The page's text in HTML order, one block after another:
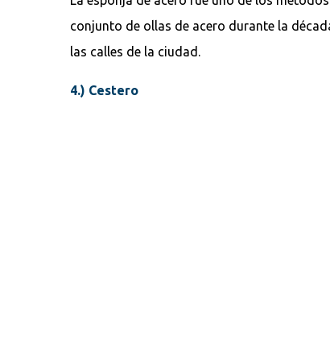
conjunto de ollas de acero durante la
las calles de la ciudad.
4.) Cestero